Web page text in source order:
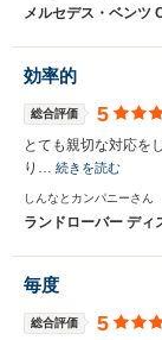
メルセデス・ベンツ
効率的
総合評価 5
とても親切な対応を
り… 続きを読む
しんなとカンパニーさん
ランドローバー ディ
毎度
総合評価 5